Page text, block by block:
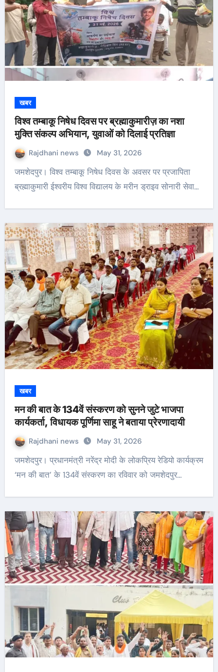
खबर
विश्व तम्बाकू निषेध दिवस पर ब्रह्माकुमारीज़ का नशा
मुक्ति संकल्प अभियान, युवाओं को दिलाई प्रतिज्ञा
Rajdhani news May 31, 2026
जमशेदपुर। विश्व तम्बाकू निषेध दिवस के अवसर पर प्रजापिता
ब्रह्माकुमारी ईश्वरीय विश्व विद्यालय के मरीन ड्राइव सोनारी सेवा…
खबर
मन की बात के 134वें संस्करण को सुनने जुटे भाजपा
कार्यकर्ता, विधायक पूर्णिमा साहू ने बताया प्रेरणादायी
Rajdhani news May 31, 2026
जमशेदपुर। प्रधानमंत्री नरेंद्र मोदी के लोकप्रिय रेडियो कार्यक्रम
‘मन की बात’ के 134वें संस्करण का रविवार को जमशेदपुर…